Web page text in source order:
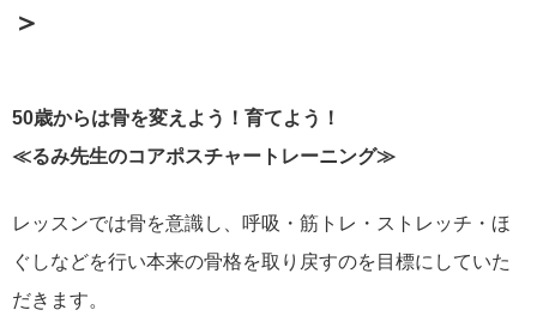
＞
50歳からは骨を変えよう！育てよう！
≪るみ先生のコアポスチャートレーニング≫
レッスンでは骨を意識し、呼吸・筋トレ・ストレッチ・ほ
ぐしなどを行い本来の骨格を取り戻すのを目標にしていた
だきます。